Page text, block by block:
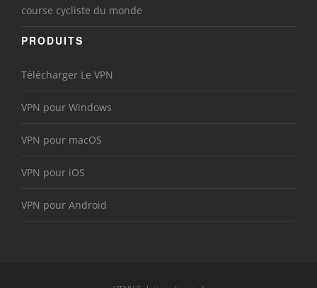
course cycliste du monde
PRODUITS
Télécharger Le VPN
VPN pour Windows
VPN pour macOS
VPN pour iOS
VPN pour Android